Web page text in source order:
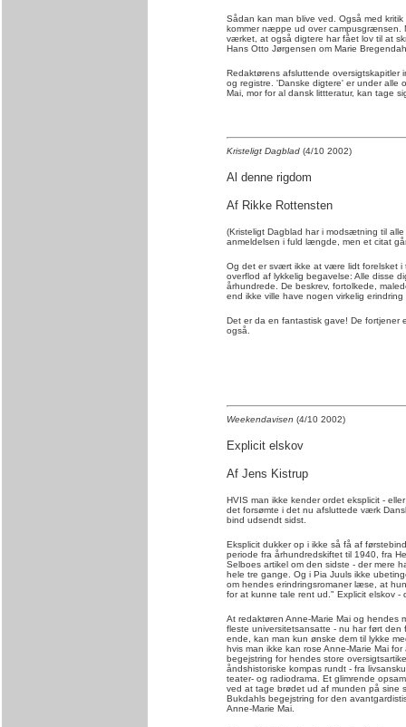
Sådan kan man blive ved. Også med
kommer næppe ud over campusgrænsen.
værket, at også digtere har fået lov til at
Hans Otto Jørgensen om Marie
Redaktørens afsluttende oversigtskapitler
og registre. 'Danske digtere' er under alle
Mai, mor for al dansk littteratur, kan tage
Kristeligt Dagblad (4/10 2002)
Al denne rigdom
Af Rikke Rottensten
(Kristeligt Dagblad har i modsætning til
anmeldelsen i fuld længde, men et citat
Og det er svært ikke at være lidt forelsket i
overflod af lykkelig begavelse: Alle disse
århundrede. De beskrev, fortolkede,
end ikke ville have nogen virkelig
Det er da en fantastisk gave! De fortjener
også.
Weekendavisen (4/10 2002)
Explicit elskov
Af Jens Kistrup
HVIS man ikke kender ordet eksplicit -
det forsømte i det nu afsluttede værk
bind udsendt sidst.
Eksplicit dukker op i ikke så få af
periode fra århundredskiftet til 1940, fra
Selboes artikel om den sidste - der mere
hele tre gange. Og i Pia Juuls ikke
om hendes erindringsromaner læse, at
for at kunne tale rent ud." Explicit elskov -
At redaktøren Anne-Marie Mai og hendes
fleste universitetsansatte - nu har ført den
ende, kan man kun ønske dem til lykke
hvis man ikke kan rose Anne-Marie Mai
begejstring for hendes store
åndshistoriske kompas rundt - fra
teater- og radiodrama. Et glimrende
ved at tage brødet ud af munden på sine
Bukdahls begejstring for den
Anne-Marie Mai.